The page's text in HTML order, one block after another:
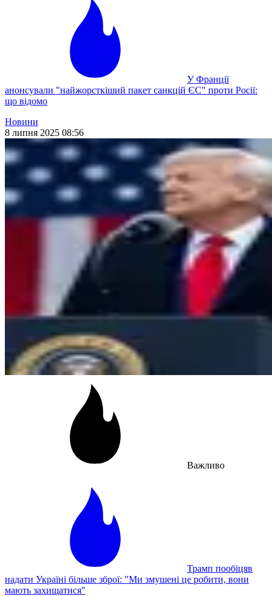
У Франції
анонсували "найжорсткіший пакет санкцій ЄС" проти Росії:
що відомо
Новини
8 липня 2025 08:56
Важливо
Трамп пообіцяв
надати Україні більше зброї: "Ми змушені це робити, вони
мають захищатися"